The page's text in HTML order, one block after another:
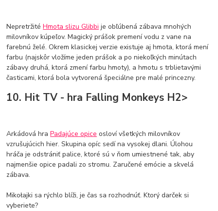
NepretržitéHmota slizu Glibbi je obľúbená zábava mnohých
milovníkov kúpeľov. Magický prášok premení vodu z vane na
farebnú želé. Okrem klasickej verzie existuje aj hmota, ktorá mení
farbu (najskôr vložíme jeden prášok a po niekoľkých minútach
zábavy druhá, ktorá zmení farbu hmoty), a hmotu s trblietavými
časticami, ktorá bola vytvorená špeciálne pre malé princezny.
10. Hit TV - hra Falling Monkeys H2>
Arkádová hraPadajúce opice osloví všetkých milovníkov
vzrušujúcich hier. Skupina opíc sedí na vysokej dlani. Úlohou
hráča je odstrániť palice, ktoré sú v ňom umiestnené tak, aby
najmenšie opice padali zo stromu. Zaručené emócie a skvelá
zábava.
Mikołajki sa rýchlo blíži, je čas sa rozhodnúť. Ktorý darček si
vyberiete?